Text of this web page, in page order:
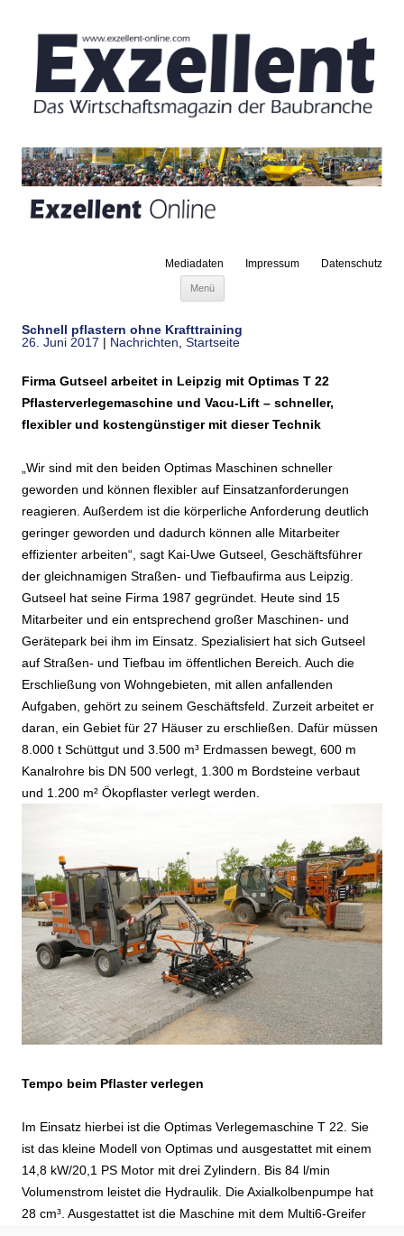
Mediadaten Impressum Datenschutz
Menü
Schnell pflastern ohne Krafttraining
26. Juni 2017 | Nachrichten Startseite
Firma Gutseel arbeitet in Leipzig mit Optimas T 22
Pflasterverlegemaschine und Vacu-Lift – schneller,
flexibler und kostengünstiger mit dieser Technik
„Wir sind mit den beiden Optimas Maschinen schneller
geworden und können flexibler auf Einsatzanforderungen
reagieren. Außerdem ist die körperliche Anforderung deutlich
geringer geworden und dadurch können alle Mitarbeiter
effizienter arbeiten“, sagt Kai-Uwe Gutseel, Geschäftsführer
der gleichnamigen Straßen- und Tiefbaufirma aus Leipzig.
Gutseel hat seine Firma 1987 gegründet. Heute sind 15
Mitarbeiter und ein entsprechend großer Maschinen- und
Gerätepark bei ihm im Einsatz. Spezialisiert hat sich Gutseel
auf Straßen- und Tiefbau im öffentlichen Bereich. Auch die
Erschließung von Wohngebieten, mit allen anfallenden
Aufgaben, gehört zu seinem Geschäftsfeld. Zurzeit arbeitet er
daran, ein Gebiet für 27 Häuser zu erschließen. Dafür müssen
8.000 t Schüttgut und 3.500 m³ Erdmassen bewegt, 600 m
Kanalrohre bis DN 500 verlegt, 1.300 m Bordsteine verbaut
und 1.200 m² Ökopflaster verlegt werden.
Tempo beim Pflaster verlegen
Im Einsatz hierbei ist die Optimas Verlegemaschine T 22. Sie
ist das kleine Modell von Optimas und ausgestattet mit einem
14,8 kW/20,1 PS Motor mit drei Zylindern. Bis 84 l/min
Volumenstrom leistet die Hydraulik. Die Axialkolbenpumpe hat
28 cm³. Ausgestattet ist die Maschine mit dem Multi6-Greifer